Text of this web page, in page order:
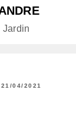
Jardin
21/04/2021